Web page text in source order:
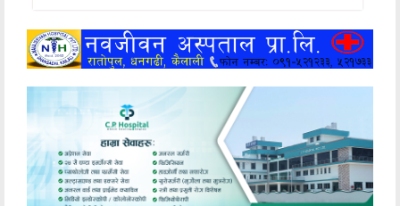
खेलकुद
मनोरञ्जन
अन्य